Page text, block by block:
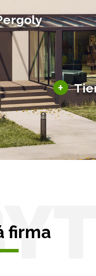
pergoly
pergoly
a zastrešenie
pergoly
+
Tienenie
Zasklenie
firma